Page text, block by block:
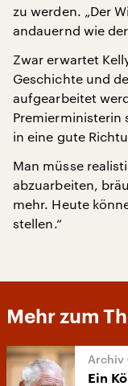
zu werden. „Der
andauernd wie
Zwar erwartet
Geschichte und
aufgearbeitet
Premierministerin
in eine gute
Man müsse
abzuarbeiten,
mehr. Heute
stellen.“
Mehr zum
Ein